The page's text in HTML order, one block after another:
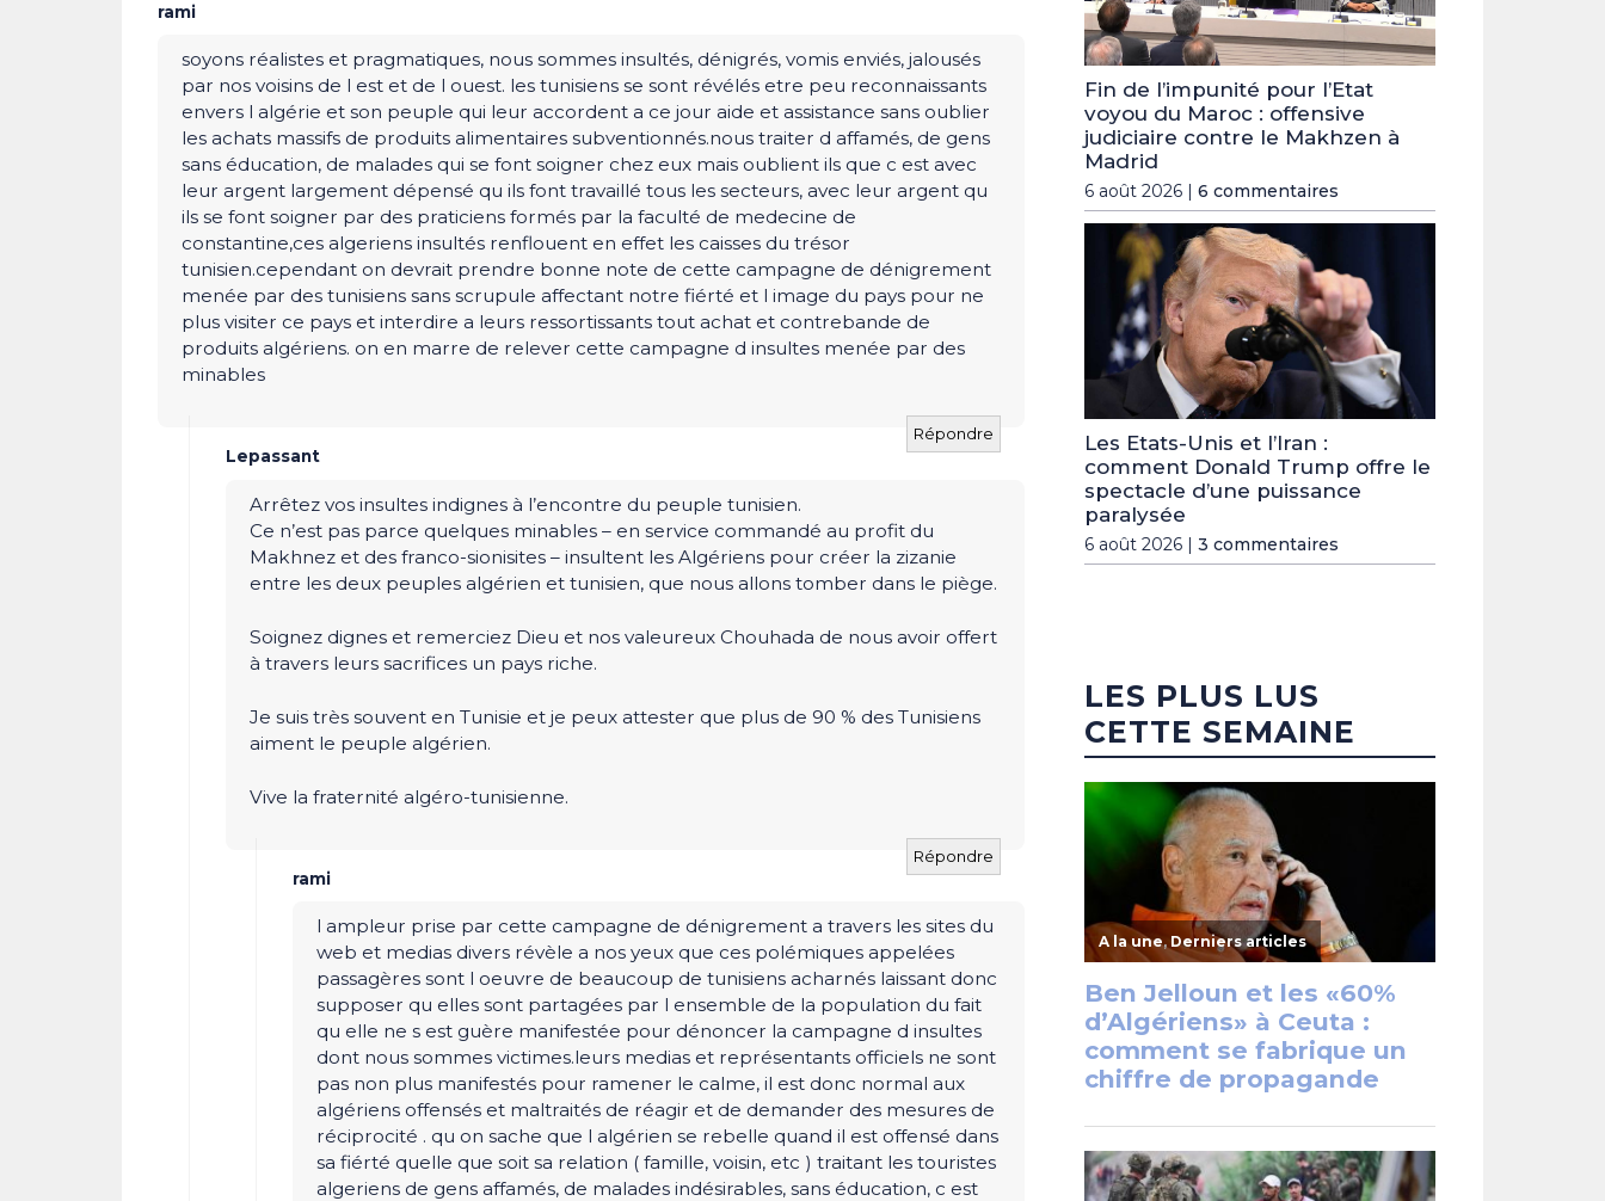
rami
soyons réalistes et pragmatiques, nous sommes insultés, dénigrés, vomis enviés, jalousés
par nos voisins de l est et de l ouest. les tunisiens se sont révélés etre peu reconnaissants
envers l algérie et son peuple qui leur accordent a ce jour aide et assistance sans oublier
les achats massifs de produits alimentaires subventionnés.nous traiter d affamés, de gens
sans éducation, de malades qui se font soigner chez eux mais oublient ils que c est avec
leur argent largement dépensé qu ils font travaillé tous les secteurs, avec leur argent qu
ils se font soigner par des praticiens formés par la faculté de medecine de
constantine,ces algeriens insultés renflouent en effet les caisses du trésor
tunisien.cependant on devrait prendre bonne note de cette campagne de dénigrement
menée par des tunisiens sans scrupule affectant notre fiérté et l image du pays pour ne
plus visiter ce pays et interdire a leurs ressortissants tout achat et contrebande de
produits algériens. on en marre de relever cette campagne d insultes menée par des
minables
Répondre
Lepassant
Arrêtez vos insultes indignes à l’encontre du peuple tunisien.
Ce n’est pas parce quelques minables – en service commandé au profit du
Makhnez et des franco-sionisites – insultent les Algériens pour créer la zizanie
entre les deux peuples algérien et tunisien, que nous allons tomber dans le piège.
Soignez dignes et remerciez Dieu et nos valeureux Chouhada de nous avoir offert
à travers leurs sacrifices un pays riche.
Je suis très souvent en Tunisie et je peux attester que plus de 90 % des Tunisiens
aiment le peuple algérien.
Vive la fraternité algéro-tunisienne.
Répondre
rami
l ampleur prise par cette campagne de dénigrement a travers les sites du
web et medias divers révèle a nos yeux que ces polémiques appelées
passagères sont l oeuvre de beaucoup de tunisiens acharnés laissant donc
supposer qu elles sont partagées par l ensemble de la population du fait
qu elle ne s est guère manifestée pour dénoncer la campagne d insultes
dont nous sommes victimes.leurs medias et représentants officiels ne sont
pas non plus manifestés pour ramener le calme, il est donc normal aux
algériens offensés et maltraités de réagir et de demander des mesures de
réciprocité . qu on sache que l algérien se rebelle quand il est offensé dans
sa fiérté quelle que soit sa relation ( famille, voisin, etc ) traitant les touristes
algeriens de gens affamés, de malades indésirables, sans éducation, c est
Fin de l’impunité pour l’Etat
voyou du Maroc : offensive
judiciaire contre le Makhzen à
Madrid
6 août 2026 | 6 commentaires
Les Etats-Unis et l’Iran :
comment Donald Trump offre le
spectacle d’une puissance
paralysée
6 août 2026 | 3 commentaires
LES PLUS LUS
CETTE SEMAINE